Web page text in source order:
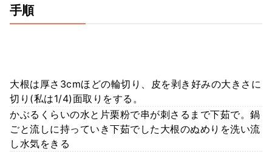
手順
大根は厚さ3cmほどの輪切り、皮を剥き好みの大きさに
切り(私は1/4)面取りをする。
かぶるくらいの水と片栗粉で串が刺さるまで下茹で。鍋
ごと流しに持っていき下茹でした大根のぬめりを洗い流
し水気をきる